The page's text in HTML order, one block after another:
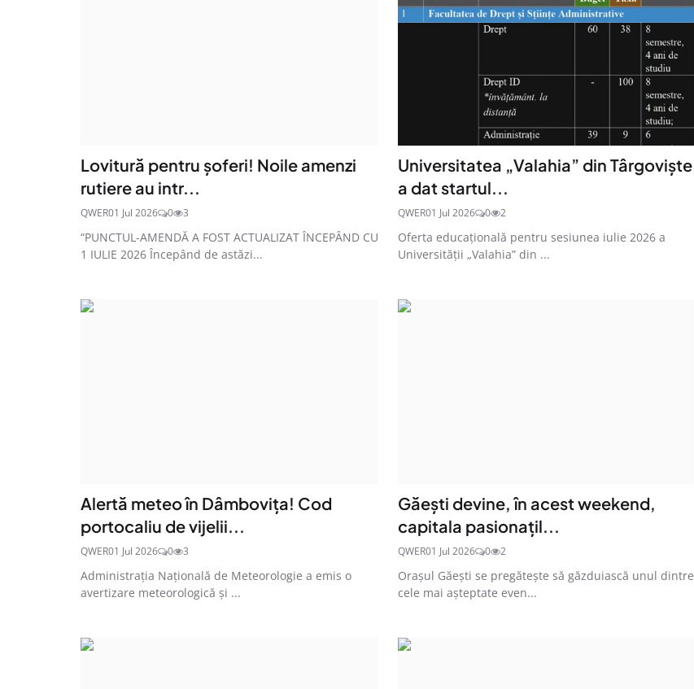
Lovitură pentru șoferi! Noile amenzi
rutiere au intr...
QWER01 Jul 2026 0 3
“PUNCTUL-AMENDĂ A FOST ACTUALIZAT ÎNCEPÂND CU
1 IULIE 2026 Începând de astăzi...
Universitatea „Valahia” din Târgoviște
a dat startul...
QWER01 Jul 2026 0 2
Oferta educațională pentru sesiunea iulie 2026 a
Universității „Valahia” din ...
Alertă meteo în Dâmbovița! Cod
portocaliu de vijelii...
QWER01 Jul 2026 0 3
Administrația Națională de Meteorologie a emis o
avertizare meteorologică și ...
Găești devine, în acest weekend,
capitala pasionațil...
QWER01 Jul 2026 0 2
Orașul Găești se pregătește să găzduiască unul dintre
cele mai așteptate even...